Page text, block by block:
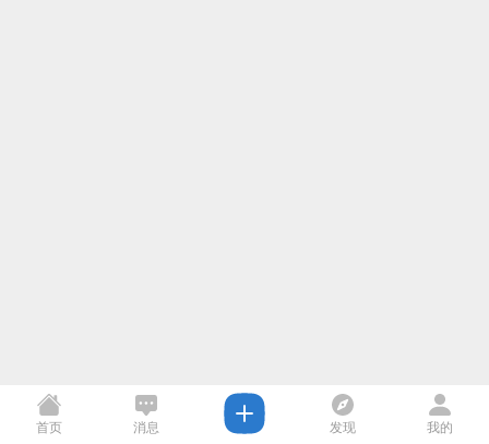
首页 消息 发现 我的